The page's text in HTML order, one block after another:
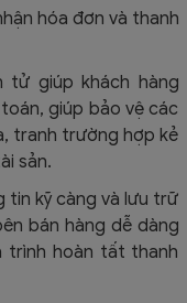
hóa đơn và thanh
tử giúp khách hàng
giúp bảo vệ các
tranh trường hợp kẻ
sản.
tin kỹ càng và lưu trữ
bán hàng dễ dàng
trình hoàn tất thanh